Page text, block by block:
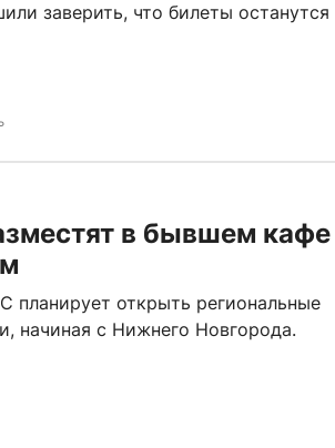
заверить, что билеты останутся
в бывшем кафе
планирует открыть региональные
начиная с Нижнего Новгорода.